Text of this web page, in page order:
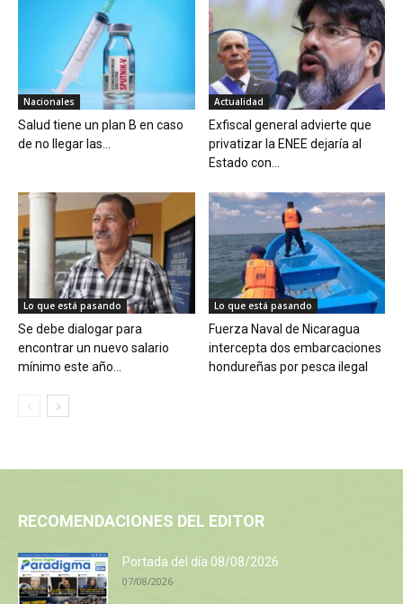
Nacionales
Salud tiene un plan B en caso
de no llegar las...
Actualidad
Exfiscal general advierte que
privatizar la ENEE dejaría al
Estado con...
Lo que está pasando
Se debe dialogar para
encontrar un nuevo salario
mínimo este año...
Lo que está pasando
Fuerza Naval de Nicaragua
intercepta dos embarcaciones
hondureñas por pesca ilegal
RECOMENDACIONES DEL EDITOR
Portada del día 08/08/2026
07/08/2026